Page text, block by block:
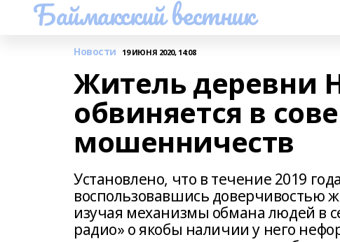
Баймакский вестник
Новости 19 ИЮНЯ 2020, 14:08
Житель деревни
обвиняется в
мошенничеств
Установлено, что в течение 2019
воспользовавшись доверчивостью
изучая механизмы обмана людей в
радио» о якобы наличии у него